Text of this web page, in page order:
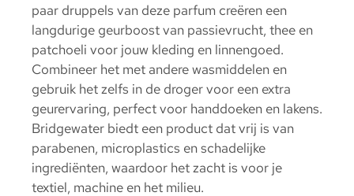
paar druppels van deze parfum creëren een
langdurige geurboost van passievrucht, thee en
patchoeli voor jouw kleding en linnengoed.
Combineer het met andere wasmiddelen en
gebruik het zelfs in de droger voor een extra
geurervaring, perfect voor handdoeken en lakens.
Bridgewater biedt een product dat vrij is van
parabenen, microplastics en schadelijke
ingrediënten, waardoor het zacht is voor je
textiel, machine en het milieu.